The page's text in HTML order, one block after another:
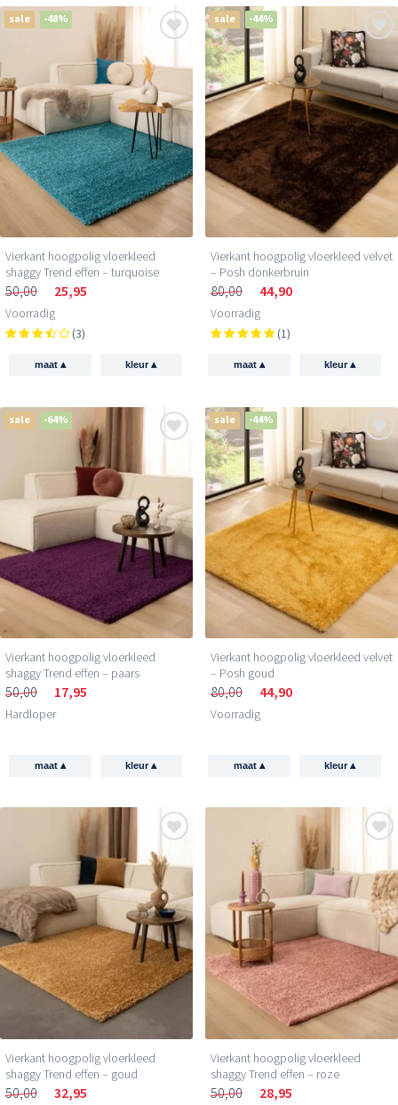
sale -48%
Vierkant hoogpolig vloerkleed
shaggy Trend effen – turquoise
50,00 25,95
Voorradig
(3)
maat ▴ kleur▴
sale -44%
Vierkant hoogpolig vloerkleed velvet
– Posh donkerbruin
80,00 44,90
Voorradig
(1)
maat ▴ kleur▴
sale -64%
Vierkant hoogpolig vloerkleed
shaggy Trend effen – paars
50,00 17,95
Hardloper
maat ▴ kleur▴
sale -44%
Vierkant hoogpolig vloerkleed velvet
– Posh goud
80,00 44,90
Voorradig
maat ▴ kleur▴
Vierkant hoogpolig vloerkleed
shaggy Trend effen – goud
50,00 32,95
Vierkant hoogpolig vloerkleed
shaggy Trend effen – roze
50,00 28,95